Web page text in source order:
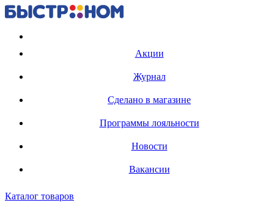
Акции
Журнал
Сделано в магазине
Программы лояльности
Новости
Вакансии
Каталог товаров